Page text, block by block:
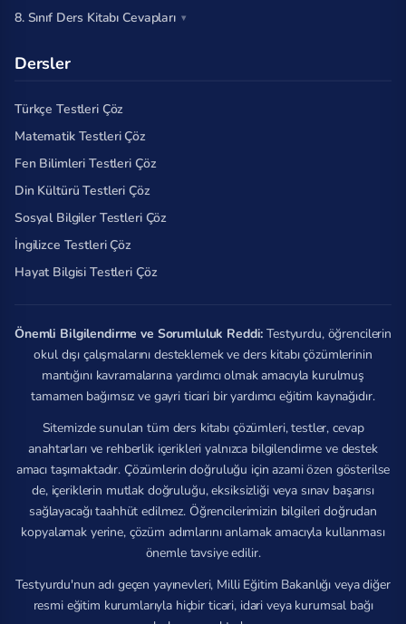
8. Sınıf Ders Kitabı Cevapları
Dersler
Türkçe Testleri Çöz
Matematik Testleri Çöz
Fen Bilimleri Testleri Çöz
Din Kültürü Testleri Çöz
Sosyal Bilgiler Testleri Çöz
İngilizce Testleri Çöz
Hayat Bilgisi Testleri Çöz
Önemli Bilgilendirme ve Sorumluluk Reddi: Testyurdu, öğrencilerin
okul dışı çalışmalarını desteklemek ve ders kitabı çözümlerinin
mantığını kavramalarına yardımcı olmak amacıyla kurulmuş
tamamen bağımsız ve gayri ticari bir yardımcı eğitim kaynağıdır.
Sitemizde sunulan tüm ders kitabı çözümleri, testler, cevap
anahtarları ve rehberlik içerikleri yalnızca bilgilendirme ve destek
amacı taşımaktadır. Çözümlerin doğruluğu için azami özen gösterilse
de, içeriklerin mutlak doğruluğu, eksiksizliği veya sınav başarısı
sağlayacağı taahhüt edilmez. Öğrencilerimizin bilgileri doğrudan
kopyalamak yerine, çözüm adımlarını anlamak amacıyla kullanması
önemle tavsiye edilir.
Testyurdu'nun adı geçen yayınevleri, Milli Eğitim Bakanlığı veya diğer
resmi eğitim kurumlarıyla hiçbir ticari, idari veya kurumsal bağı